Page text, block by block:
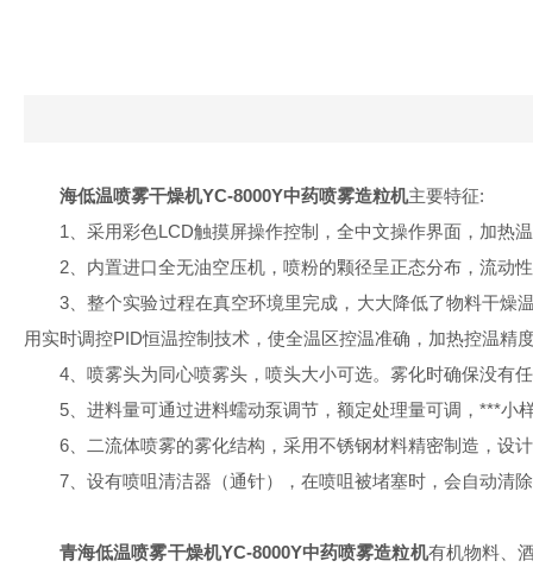
海低温喷雾干燥机YC-8000Y中药喷雾造粒机主要特征:
1
、采用彩色LCD触摸屏操作控制，全中文操作界面，加
2 、内置进口全无油空压机，喷粉的颗径呈正态分布，流动
3 、整个实验过程在真空环境里完成，大大降低了物料干
用实时调控PID恒温控制技术，使全温区控温准确，加热控温精
4 、喷雾头为同心喷雾头，喷头大小可选。雾化时确保没
5 、进料量可通过进料蠕动泵调节，额定处理量可调，***小
6 、二流体喷雾的雾化结构，采用不锈钢材料精密制造，设
7 、设有喷咀清洁器（通针），在喷咀被堵塞时，会自动清
青海低温喷雾干燥机YC-8000Y中药喷雾造粒机有机物料、